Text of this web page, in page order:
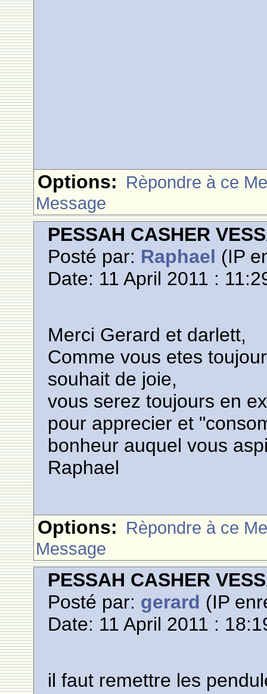
Options: Rèpondre à ce
Message
PESSAH CASHER
Posté par: Raphael (IP
Date: 11 April 2011 :
Merci Gerard et darlett,
Comme vous etes
souhait de joie,
vous serez toujours en
pour apprecier et
bonheur auquel vous
Raphael
Options: Rèpondre à ce
Message
PESSAH CASHER
Posté par: gerard (IP
Date: 11 April 2011 :
il faut remettre les